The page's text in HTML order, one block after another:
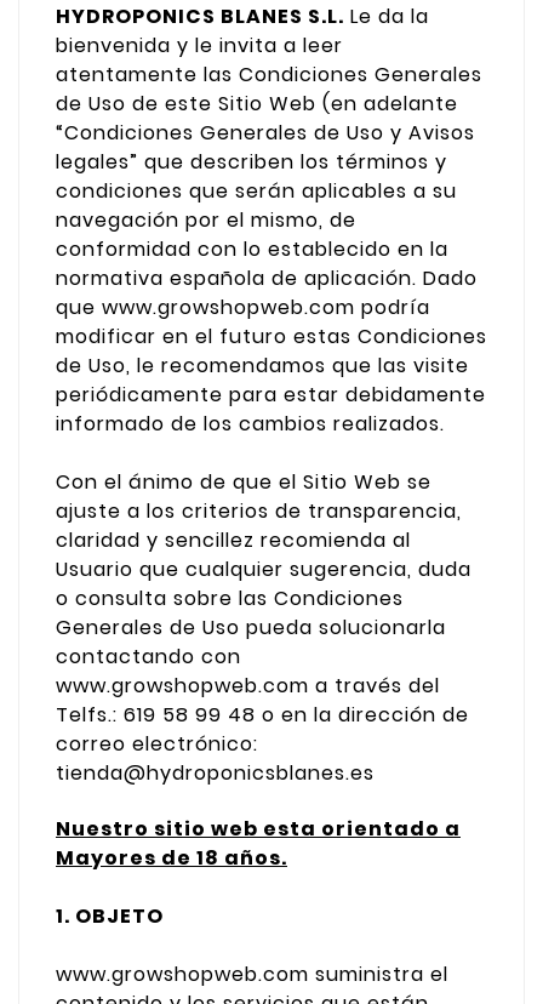
HYDROPONICS BLANES S.L. Le da la
bienvenida y le invita a leer
atentamente las Condiciones Generales
de Uso de este Sitio Web (en adelante
“Condiciones Generales de Uso y Avisos
legales” que describen los términos y
condiciones que serán aplicables a su
navegación por el mismo, de
conformidad con lo establecido en la
normativa española de aplicación. Dado
que www.growshopweb.com podría
modificar en el futuro estas Condiciones
de Uso, le recomendamos que las visite
periódicamente para estar debidamente
informado de los cambios realizados.
Con el ánimo de que el Sitio Web se
ajuste a los criterios de transparencia,
claridad y sencillez recomienda al
Usuario que cualquier sugerencia, duda
o consulta sobre las Condiciones
Generales de Uso pueda solucionarla
contactando con
www.growshopweb.com a través del
Telfs.: 619 58 99 48 o en la dirección de
correo electrónico:
tienda@hydroponicsblanes.es
Nuestro sitio web esta orientado a
Mayores de 18 años.
1. OBJETO
www.growshopweb.com suministra el